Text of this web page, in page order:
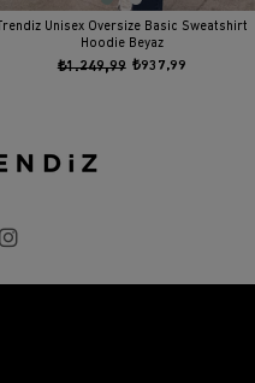
Trendiz Unisex Oversize Basic Sweatshirt
Hoodie Beyaz
₺937,99
₺1.249,99